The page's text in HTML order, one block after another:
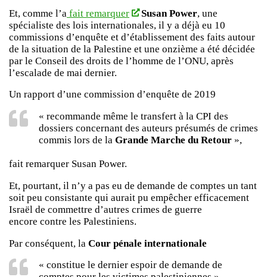
Et, comme l’a fait remarquer Susan Power, une
spécialiste des lois internationales, il y a déjà eu 10
commissions d’enquête et d’établissement des faits autour
de la situation de la Palestine et une onzième a été décidée
par le Conseil des droits de l’homme de l’ONU, après
l’escalade de mai dernier.
Un rapport d’une commission d’enquête de 2019
« recommande même le transfert à la CPI des
dossiers concernant des auteurs présumés de crimes
commis lors de la Grande Marche du Retour »,
fait remarquer Susan Power.
Et, pourtant, il n’y a pas eu de demande de comptes un tant
soit peu consistante qui aurait pu empêcher efficacement
Israël de commettre d’autres crimes de guerre
encore contre les Palestiniens.
Par conséquent, la Cour pénale internationale
« constitue le dernier espoir de demande de